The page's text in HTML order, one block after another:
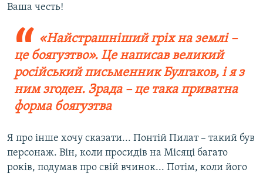
Ваша честь!
«Найстрашніший гріх на землі –
це боягузтво». Це написав великий
російський письменник Булгаков, і я з
ним згоден. Зрада – це така приватна
форма боягузтва
Я про інше хочу сказати... Понтій Пилат – такий був
персонаж. Він, коли просидів на Місяці багато
років, подумав про свій вчинок... Потім, коли його